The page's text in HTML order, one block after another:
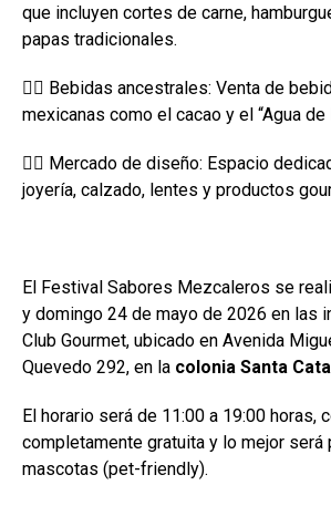
que incluyen cortes de carne,
papas tradicionales.
 Bebidas ancestrales: Venta de
mexicanas como el cacao y el “Agua de
 Mercado de diseño: Espacio
joyería, calzado, lentes y productos
El Festival Sabores Mezcaleros se
y domingo 24 de mayo de 2026 en las
Club Gourmet, ubicado en Avenida
Quevedo 292, en la colonia Santa
El horario será de 11:00 a 19:00 horas,
completamente gratuita y lo mejor será
mascotas (pet-friendly).